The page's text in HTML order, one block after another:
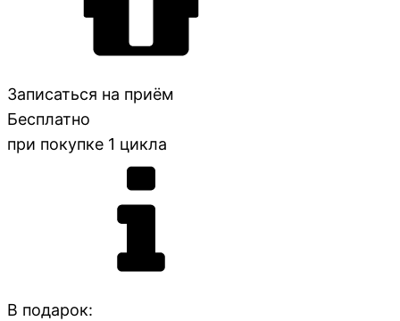
Записаться на приём
Бесплатно
при покупке 1 цикла
В подарок: